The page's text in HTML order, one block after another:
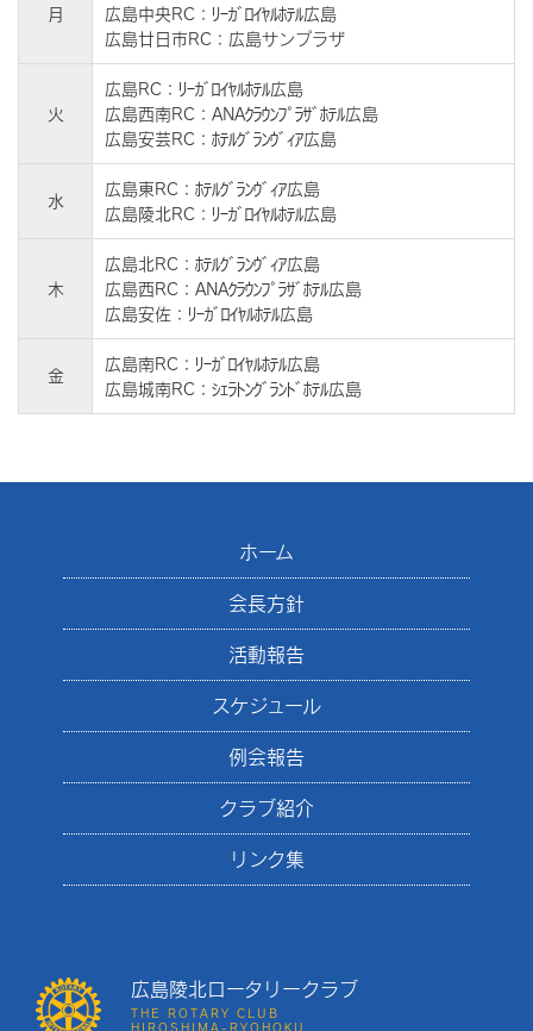
月
広島中央RC：ﾘｰｶﾞﾛｲﾔﾙﾎﾃﾙ広島
広島廿日市RC：広島サンプラザ
火
広島RC：ﾘｰｶﾞﾛｲﾔﾙﾎﾃﾙ広島
広島西南RC：ANAｸﾗｳﾝﾌﾟﾗｻﾞﾎﾃﾙ広島
広島安芸RC：ﾎﾃﾙｸﾞﾗﾝｳﾞｨｱ広島
水
広島東RC：ﾎﾃﾙｸﾞﾗﾝｳﾞｨｱ広島
広島陵北RC：ﾘｰｶﾞﾛｲﾔﾙﾎﾃﾙ広島
木
広島北RC：ﾎﾃﾙｸﾞﾗﾝｳﾞｨｱ広島
広島西RC：ANAｸﾗｳﾝﾌﾟﾗｻﾞﾎﾃﾙ広島
広島安佐：ﾘｰｶﾞﾛｲﾔﾙﾎﾃﾙ広島
金
広島南RC：ﾘｰｶﾞﾛｲﾔﾙﾎﾃﾙ広島
広島城南RC：ｼｪﾗﾄﾝｸﾞﾗﾝﾄﾞﾎﾃﾙ広島
ホーム
会長方針
活動報告
スケジュール
例会報告
クラブ紹介
リンク集
広島陵北ロータリークラブ
THE ROTARY CLUB
HIROSHIMA-RYOHOKU